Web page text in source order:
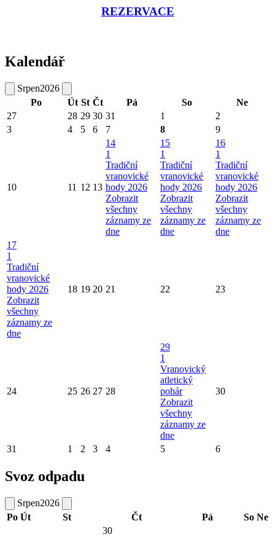
REZERVACE
Kalendář
Srpen2026
Po
Út St Čt Pá So
Ne
27
28 29 30 31 1
2
3
4 5 6 7 8 9
10 11 12 13
14
1
Tradiční
vranovické
hody 2026
Zobrazit
všechny
záznamy ze
dne
15
1
Tradiční
vranovické
hody 2026
Zobrazit
všechny
záznamy ze
dne
16
1
Tradiční
vranovické
hody 2026
Zobrazit
všechny
záznamy ze
dne
17
1
Tradiční
vranovické
hody 2026
Zobrazit
všechny
záznamy ze
dne
18 19 20 21 22 23
24 25 26 27 28
29
1
Vranovický
atletický
pohár
Zobrazit
všechny
záznamy ze
dne
30
31 1 2 3 4 5 6
Svoz odpadu
Srpen2026
Po Út St Čt Pá So Ne
30